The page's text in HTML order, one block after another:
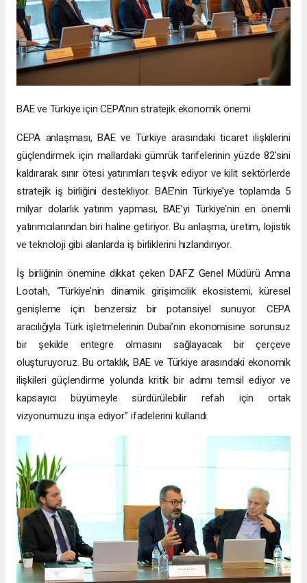
BAE ve Türkiye için CEPA’nın stratejik ekonomik önemi
CEPA anlaşması, BAE ve Türkiye arasındaki ticaret ilişkilerini
güçlendirmek için mallardaki gümrük tarifelerinin yüzde 82’sini
kaldırarak sınır ötesi yatırımları teşvik ediyor ve kilit sektörlerde
stratejik iş birliğini destekliyor. BAE’nin Türkiye’ye toplamda 5
milyar dolarlık yatırım yapması, BAE’yi Türkiye’nin en önemli
yatırımcılarından biri haline getiriyor. Bu anlaşma, üretim, lojistik
ve teknoloji gibi alanlarda iş birliklerini hızlandırıyor.
İş birliğinin önemine dikkat çeken DAFZ Genel Müdürü Amna
Lootah, “Türkiye’nin dinamik girişimcilik ekosistemi, küresel
genişleme için benzersiz bir potansiyel sunuyor. CEPA
aracılığıyla Türk işletmelerinin Dubai’nin ekonomisine sorunsuz
bir şekilde entegre olmasını sağlayacak bir çerçeve
oluşturuyoruz. Bu ortaklık, BAE ve Türkiye arasındaki ekonomik
ilişkileri güçlendirme yolunda kritik bir adımı temsil ediyor ve
kapsayıcı büyümeyle sürdürülebilir refah için ortak
vizyonumuzu inşa ediyor.” ifadelerini kullandı.